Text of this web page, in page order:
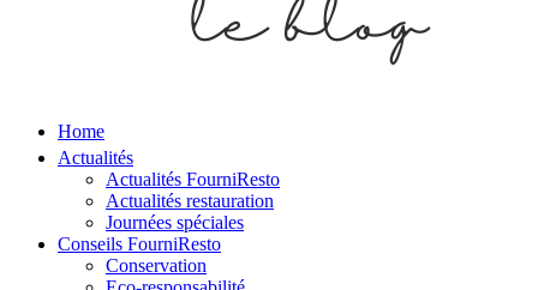
Home
Actualités
Actualités FourniResto
Actualités restauration
Journées spéciales
Conseils FourniResto
Conservation